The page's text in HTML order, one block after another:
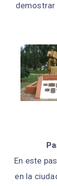
demostrar
En este
en la